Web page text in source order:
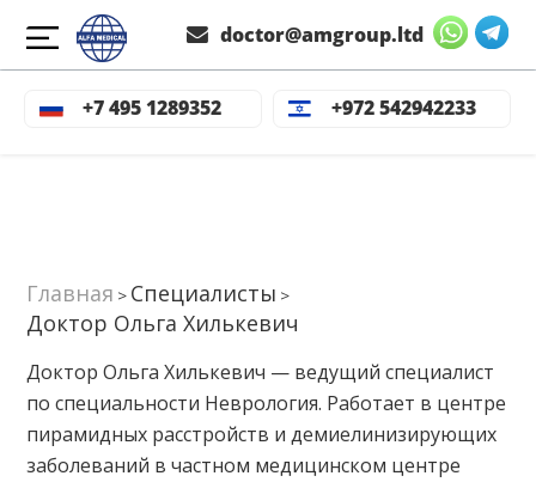
+7 495 1289352 +972 542942233
doctor@amgroup.ltd
Главная > Специалисты >
Доктор Ольга Хилькевич
Доктор Ольга Хилькевич — ведущий специалист
по специальности Неврология. Работает в центре
пирамидных расстройств и демиелинизирующих
заболеваний в частном медицинском центре